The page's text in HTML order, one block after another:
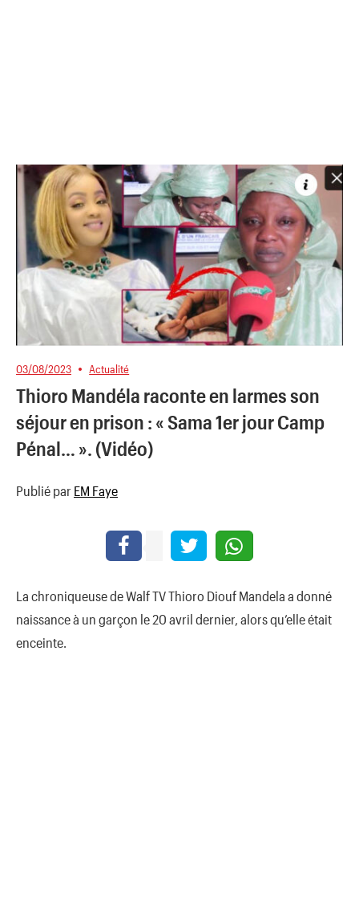
03/08/2023 Actualité
Thioro Mandéla raconte en larmes son
séjour en prison : « Sama 1er jour Camp
Pénal… ». (Vidéo)
Publié par EM Faye
La chroniqueuse de Walf TV Thioro Diouf Mandela a donné
naissance à un garçon le 20 avril dernier, alors qu’elle était
enceinte.